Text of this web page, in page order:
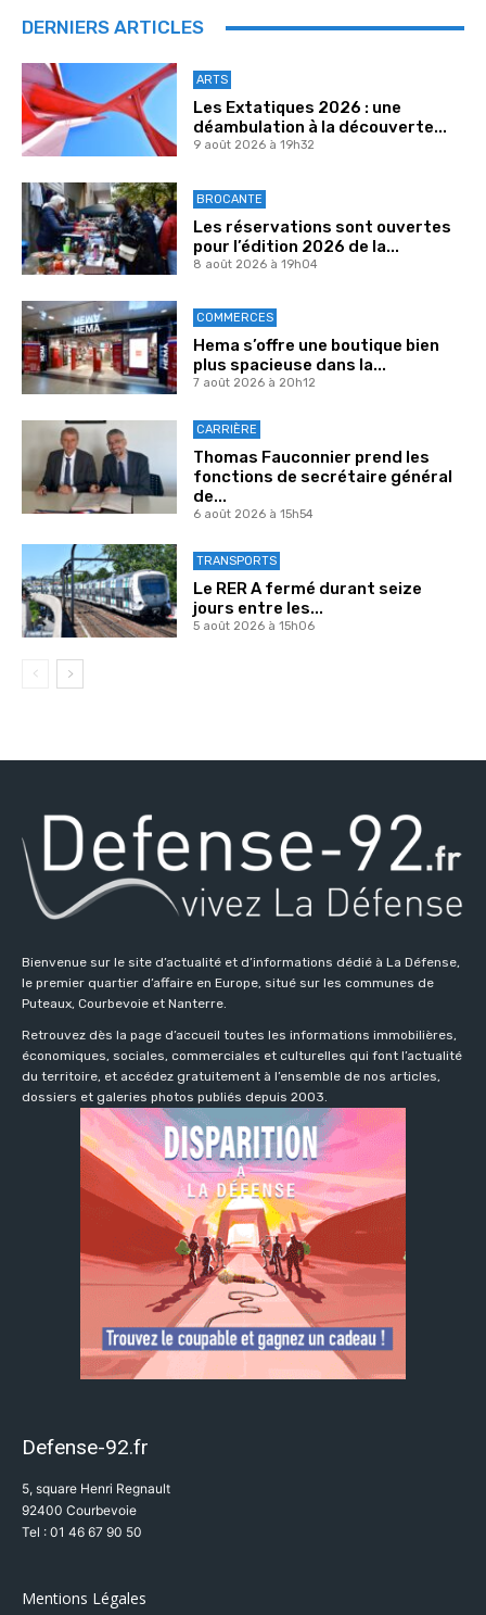
DERNIERS ARTICLES
ARTS
Les Extatiques 2026 : une
déambulation à la découverte...
9 août 2026 à 19h32
BROCANTE
Les réservations sont ouvertes
pour l’édition 2026 de la...
8 août 2026 à 19h04
COMMERCES
Hema s’offre une boutique bien
plus spacieuse dans la...
7 août 2026 à 20h12
CARRIÈRE
Thomas Fauconnier prend les
fonctions de secrétaire général
de...
6 août 2026 à 15h54
TRANSPORTS
Le RER A fermé durant seize
jours entre les...
5 août 2026 à 15h06
Bienvenue sur le site d’actualité et d’informations dédié à La Défense,
le premier quartier d’affaire en Europe, situé sur les communes de
Puteaux, Courbevoie et Nanterre.
Retrouvez dès la page d’accueil toutes les informations immobilières,
économiques, sociales, commerciales et culturelles qui font l’actualité
du territoire, et accédez gratuitement à l’ensemble de nos articles,
dossiers et galeries photos publiés depuis 2003.
Defense-92.fr
5, square Henri Regnault
92400 Courbevoie
Tel : 01 46 67 90 50
Mentions Légales